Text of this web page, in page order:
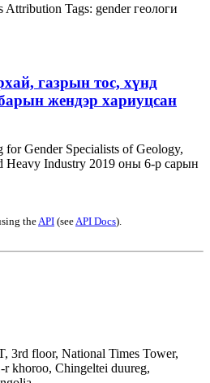
Attribution Tags: genderгеологи
газрын тос, хүнд
жендэр хариуцсан
for Gender Specialists of Geology,
Heavy Industry 2019 оны 6-р сарын
theAPI (seeAPI Docs).
3rd floor, National Times Tower,
khoroo, Chingeltei duureg,